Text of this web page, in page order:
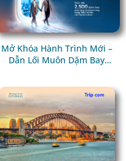
Mở Khóa Hành Trình Mới –
Dẫn Lối Muôn Dặm Bay